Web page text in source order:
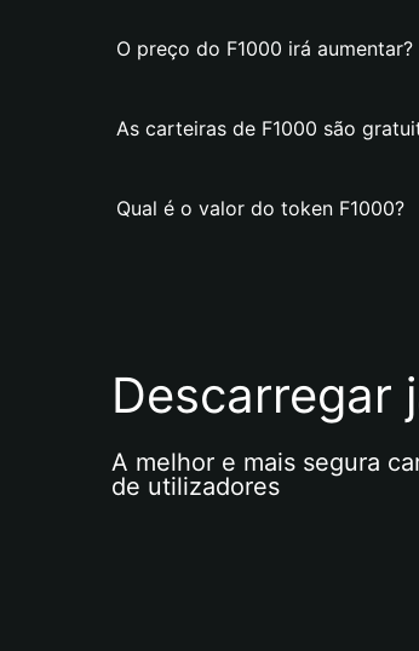
O preço do F1000 irá aumentar?
As carteiras de F1000 são
Qual é o valor do token F1000?
Descarregar
A melhor e mais segura
de utilizadores